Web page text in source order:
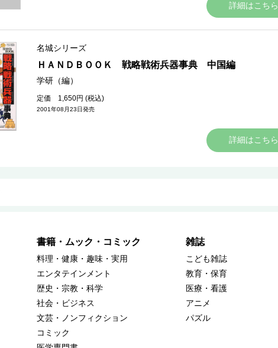
詳細はこちら
名城シリーズ
ＨＡＮＤＢＯＯＫ 戦略戦術兵器事典 中国編
学研（編）
定価 1,650円 (税込)
2001年08月23日発売
詳細はこちら
書籍・ムック・コミック
料理・健康・趣味・実用
エンタテインメント
歴史・宗教・科学
社会・ビジネス
文芸・ノンフィクション
コミック
雑誌
こども雑誌
教育・保育
医療・看護
アニメ
パズル